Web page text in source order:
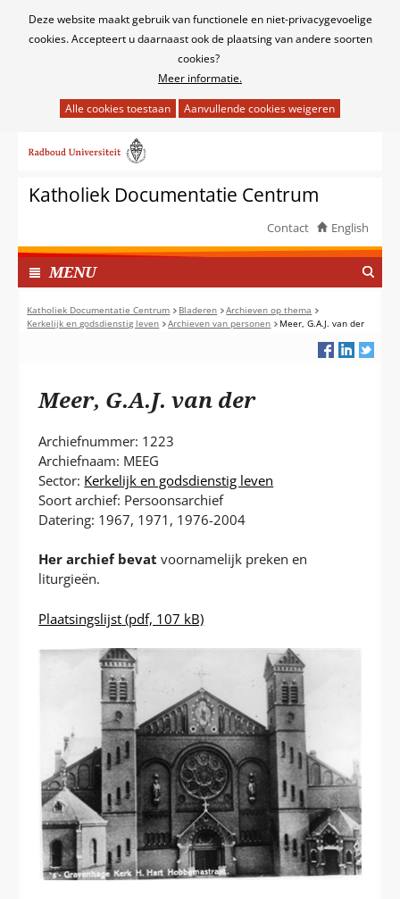
Cookies
Deze website maakt gebruik van functionele en niet-privacygevoelige
cookies. Accepteert u daarnaast ook de plaatsing van andere soorten
cookies?
Meer informatie.
het
van
cookies
deze
website
worden
toegestaan
of
naar
inhoudKatholiek Documentatie Centrum
Contact English
MENUI
N
G
E
P
Katholiek Documentatie Centrum Bladeren
Archieven op thema
Kerkelijk en godsdienstig leven
Archieven van personen Meer, G.A.J. van der
Meer, G.A.J. van der
Archiefnummer: 1223
Archiefnaam: MEEG
Sector: Kerkelijk en godsdienstig leven
Soort archief: Persoonsarchief
Datering: 1967, 1971, 1976-2004
Her archief bevat voornamelijk preken en
liturgieën.
Plaatsingslijst (pdf, 107 kB)